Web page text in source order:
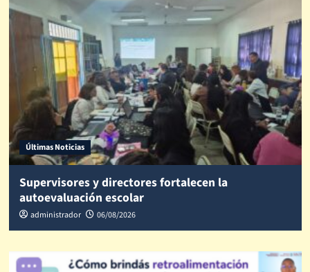
Últimas Noticias
Supervisores y directores fortalecen la
autoevaluación escolar
administrador 06/08/2026